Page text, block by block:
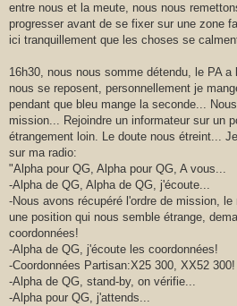
entre nous et la meute, nous nous
progresser avant de se fixer sur une zone
ici tranquillement que les choses se
16h30, nous nous somme détendu, le PA
nous se reposent, personnellement je
pendant que bleu mange la seconde...
mission... Rejoindre un informateur sur un
étrangement loin. Le doute nous étreint...
sur ma radio:
"Alpha pour QG, Alpha pour QG, A vous...
-Alpha de QG, Alpha de QG, j'écoute...
-Nous avons récupéré l'ordre de mission,
une position qui nous semble étrange,
coordonnées!
-Alpha de QG, j'écoute les coordonnées!
-Coordonnées Partisan:X25 300, XX52
-Alpha de QG, stand-by, on vérifie...
-Alpha pour QG, j'attends...